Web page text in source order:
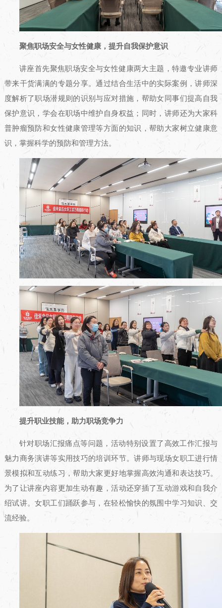
聚焦职场安全与女性健康，提升自我保护意识
讲座首先聚焦职场安全与女性健康两大主题，特邀专业讲师
带来干货满满的专题分享。通过结合生活中的实际案例，讲师深
度解析了职场潜规则的识别与应对措施，帮助女同事们提高自我
保护意识，学会在职场中维护自身权益；同时，讲师还为大家科
普肿瘤预防和女性健康管理等方面的知识，帮助大家树立健康意
识，掌握科学的预防和管理方法。
提升职业技能，助力职场竞争力
针对职场汇报痛点等问题，活动特别设置了高效工作汇报与
魅力商务演讲等实用技巧的培训环节。讲师与现场女职工进行情
景模拟和互动练习，帮助大家更好地掌握高效沟通和表达技巧。
为了让讲座内容更加生动有趣，活动还穿插了互动游戏和自我介
绍试讲。女职工们踊跃参与，在轻松愉快的氛围中学习知识、交
流经验。